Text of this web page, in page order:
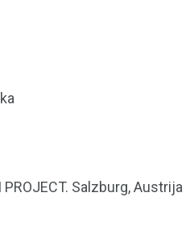
Salzburg, Austrija